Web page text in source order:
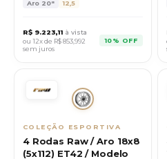
Aro 20" 12,5
R$ 9.223,11 à vista
ou 12x de R$853,992
sem juros
10% OFF
COLEÇÃO ESPORTIVA
4 Rodas Raw / Aro 18x8
(5x112) ET42 / Modelo